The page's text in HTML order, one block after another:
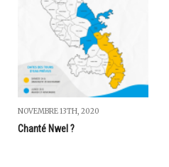
NOVEMBRE 13TH, 2020
Chanté Nwel ?